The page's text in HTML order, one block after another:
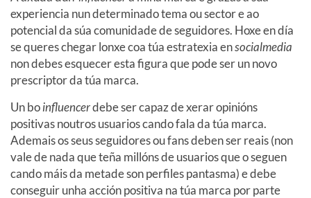
experiencia nun determinado tema ou sector e ao
potencial da súa comunidade de seguidores. Hoxe en día
se queres chegar lonxe coa túa estratexia ensocialmedia
non debes esquecer esta figura que pode ser un novo
prescriptor da túa marca.
Un boinfluencerdebe ser capaz de xerar opinións
positivas noutros usuarios cando fala da túa marca.
Ademais os seus seguidores ou fans deben ser reais (non
vale de nada que teña millóns de usuarios que o seguen
cando máis da metade son perfiles pantasma) e debe
conseguir unha acción positiva na túa marca por parte